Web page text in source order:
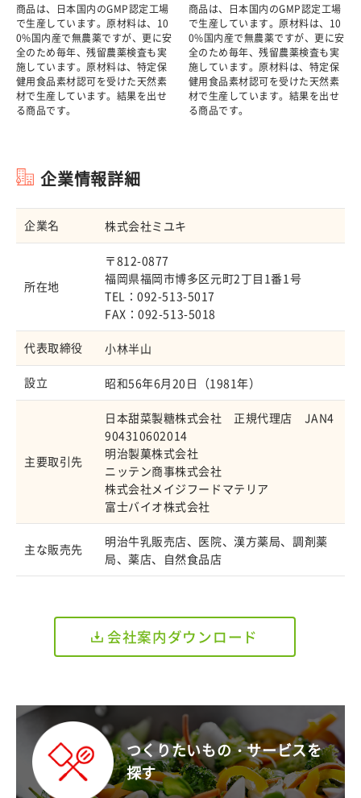
商品は、日本国内のGMP認定工場
で生産しています。原材料は、10
0%国内産で無農薬ですが、更に安
全のため毎年、残留農薬検査も実
施しています。原材料は、特定保
健用食品素材認可を受けた天然素
材で生産しています。結果を出せ
る商品です。
商品は、日本国内のGMP認定工場
で生産しています。原材料は、10
0%国内産で無農薬ですが、更に安
全のため毎年、残留農薬検査も実
施しています。原材料は、特定保
健用食品素材認可を受けた天然素
材で生産しています。結果を出せ
る商品です。
企業情報詳細
企業名 株式会社ミユキ
所在地
〒812-0877
福岡県福岡市博多区元町2丁目1番1号
TEL：092-513-5017
FAX：092-513-5018
代表取締役 小林半山
設立 昭和56年6月20日（1981年）
主要取引先
日本甜菜製糖株式会社 正規代理店 JAN4
904310602014
明治製菓株式会社
ニッテン商事株式会社
株式会社メイジフードマテリア
富士バイオ株式会社
主な販売先
明治牛乳販売店、医院、漢方薬局、調剤薬
局、薬店、自然食品店
会社案内ダウンロード
つくりたいもの・サービスを
探す